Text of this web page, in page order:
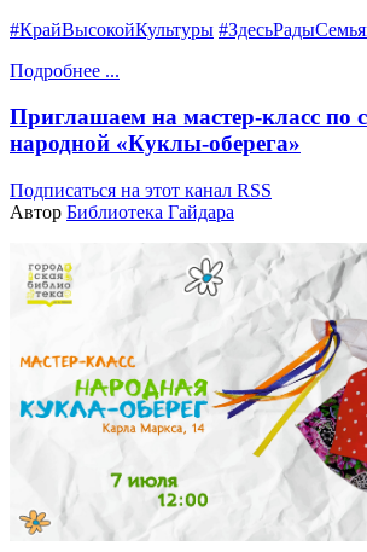
#КрайВысокойКультуры
Подробнее ...
Приглашаем на мастер‑класс по
народной «Куклы‑оберега»
Подписаться на этот канал RSS
Автор Библиотека Гайдара